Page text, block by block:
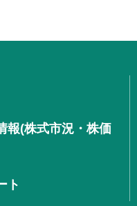
報(株式市況・株価
ト